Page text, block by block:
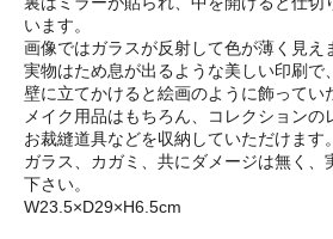
います。
画像ではガラスが反射して色が薄く見え
実物はため息が出るような美しい印刷で、
壁に立てかけると絵画のように飾ってい
メイク用品はもちろん、コレクションの
お裁縫道具などを収納していただけます。
ガラス、カガミ、共にダメージは無く、
下さい。
W23.5×D29×H6.5cm